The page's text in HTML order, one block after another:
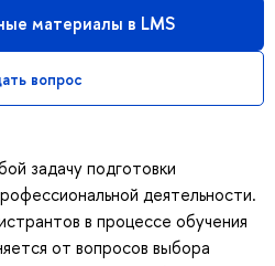
материалы в LMS
вопрос
задачу подготовки
деятельности.
в процессе обучения
от вопросов выбора